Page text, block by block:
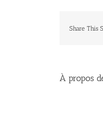
Share This
À propos